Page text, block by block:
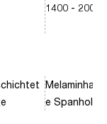
1400 - 2000
e